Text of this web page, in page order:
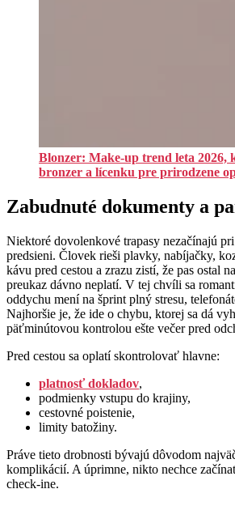
Blonzer: Make-up trend leta 2026,
bronzer a lícenku pre prirodzene
Zabudnuté dokumenty a
Niektoré dovolenkové trapasy nezačínajú
predsieni. Človek rieši plavky, nabíjačky,
kávu pred cestou a zrazu zistí, že pas ostal
preukaz dávno neplatí. V tej chvíli sa
oddychu mení na šprint plný stresu,
Najhoršie je, že ide o chybu, ktorej sa dá
päťminútovou kontrolou ešte večer pred
Pred cestou sa oplatí skontrolovať hlavne:
platnosť dokladov,
podmienky vstupu do krajiny,
cestovné poistenie,
limity batožiny.
Práve tieto drobnosti bývajú dôvodom
komplikácií. A úprimne, nikto nechce
check-ine.